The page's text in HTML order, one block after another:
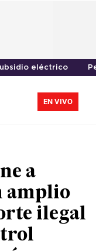
eléctrico
EN VIVO
a
amplio
ilegal